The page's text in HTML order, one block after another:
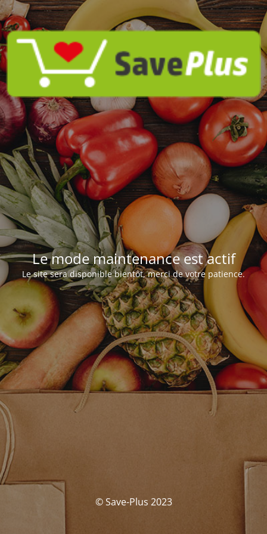
Le mode maintenance est actif
Le site sera disponible bientôt, merci de votre patience.
© Save-Plus 2023